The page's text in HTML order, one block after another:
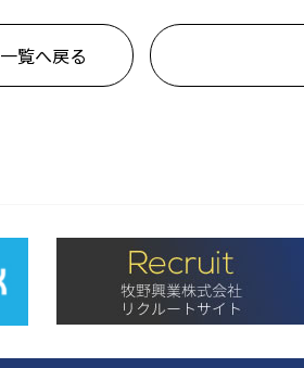
一覧へ戻る